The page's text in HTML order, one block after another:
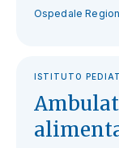
Ospedale
ISTITUTO